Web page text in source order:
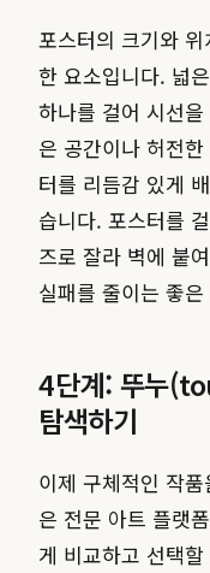
포스터의 크기와
한 요소입니다. 넓
하나를 걸어 시선
은 공간이나 허전
터를 리듬감 있게
습니다. 포스터를
즈로 잘라 벽에 붙
실패를 줄이는 좋
4단계: 뚜누
탐색하기
이제 구체적인 작
은 전문 아트 플랫
게 비교하고 선택